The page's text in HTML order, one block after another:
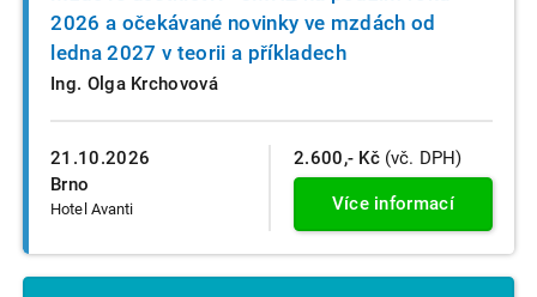
21.10.2026
Brno
Hotel Avanti
2026 a očekávané novinky ve mzdách od
ledna 2027 v teorii a příkladech
Ing. Olga Krchovová
2.600,- Kč (vč. DPH)
Více informací